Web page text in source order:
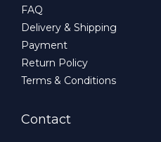
FAQ
Delivery & Shipping
Payment
Return Policy
Terms & Conditions
Contact